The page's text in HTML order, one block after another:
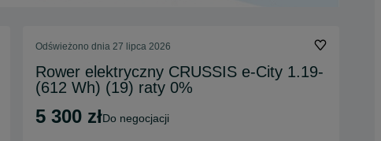
Odświeżono dnia 27 lipca 2026
Rower elektryczny CRUSSIS e-City 1.19-
(612 Wh) (19) raty 0%
5 300 zł do negocjacji